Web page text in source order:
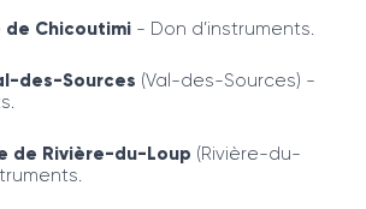
de Chicoutimi - Don d’instruments.
des-Sources (Val-des-Sources) -
de Rivière-du-Loup (Rivière-du-